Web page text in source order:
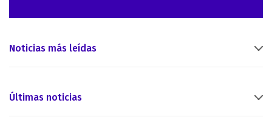
Noticias más leídas
Últimas noticias